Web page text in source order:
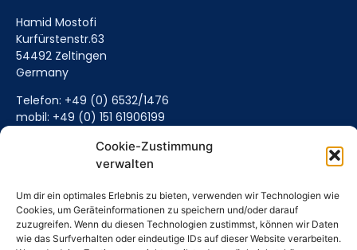
Cookie-Zustimmung
verwalten
Um dir ein optimales Erlebnis zu bieten, verwenden wir Technologien wie
Cookies, um Geräteinformationen zu speichern und/oder darauf
zuzugreifen. Wenn du diesen Technologien zustimmst, können wir Daten
wie das Surfverhalten oder eindeutige IDs auf dieser Website verarbeiten.
Hamid Mostofi
Kurfürstenstr.63
54492 Zeltingen
Germany
Telefon: +49 (0) 6532/1476
mobil: +49 (0) 151 61906199